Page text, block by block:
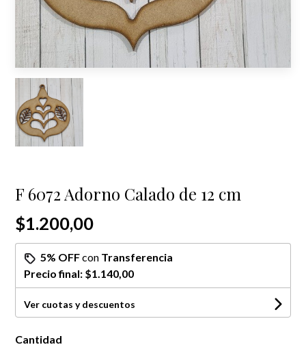
F 6072 Adorno Calado de 12 cm
$1.200,00
5% OFFcon Transferencia
Precio final: $1.140,00
Ver cuotas y descuentos
Cantidad